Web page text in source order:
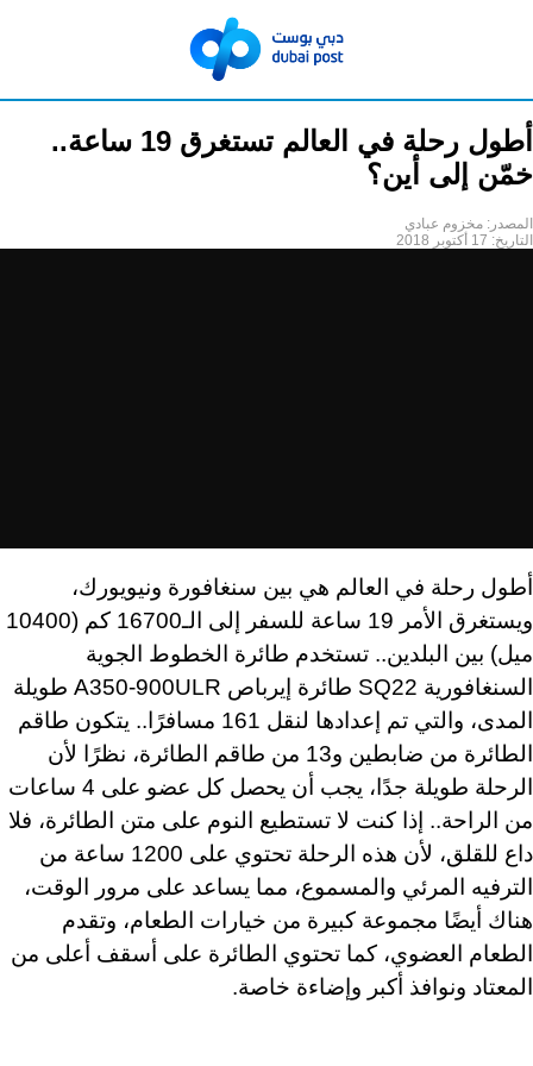
أطول رحلة في العالم تستغرق 19 ساعة..
خمّن إلى أين؟
المصدر: مخزوم عبادي
التاريخ: 17 أكتوبر 2018
أطول رحلة في العالم هي بين سنغافورة ونيويورك،
ويستغرق الأمر 19 ساعة للسفر إلى الـ16700 كم (10400
ميل) بين البلدين.. تستخدم طائرة الخطوط الجوية
السنغافورية SQ22 طائرة إيرباص A350-900ULR طويلة
المدى، والتي تم إعدادها لنقل 161 مسافرًا.. يتكون طاقم
الطائرة من ضابطين و13 من طاقم الطائرة، نظرًا لأن
الرحلة طويلة جدًا، يجب أن يحصل كل عضو على 4 ساعات
من الراحة.. إذا كنت لا تستطيع النوم على متن الطائرة، فلا
داع للقلق، لأن هذه الرحلة تحتوي على 1200 ساعة من
الترفيه المرئي والمسموع، مما يساعد على مرور الوقت،
هناك أيضًا مجموعة كبيرة من خيارات الطعام، وتقدم
الطعام العضوي، كما تحتوي الطائرة على أسقف أعلى من
المعتاد ونوافذ أكبر وإضاءة خاصة.